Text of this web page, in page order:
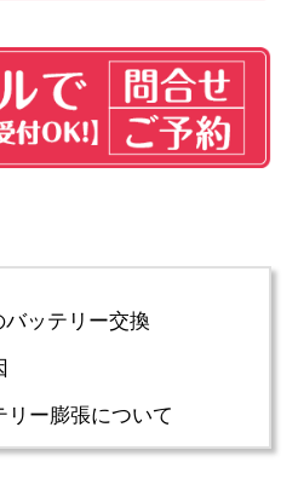
バッテリー交換
ー膨張について